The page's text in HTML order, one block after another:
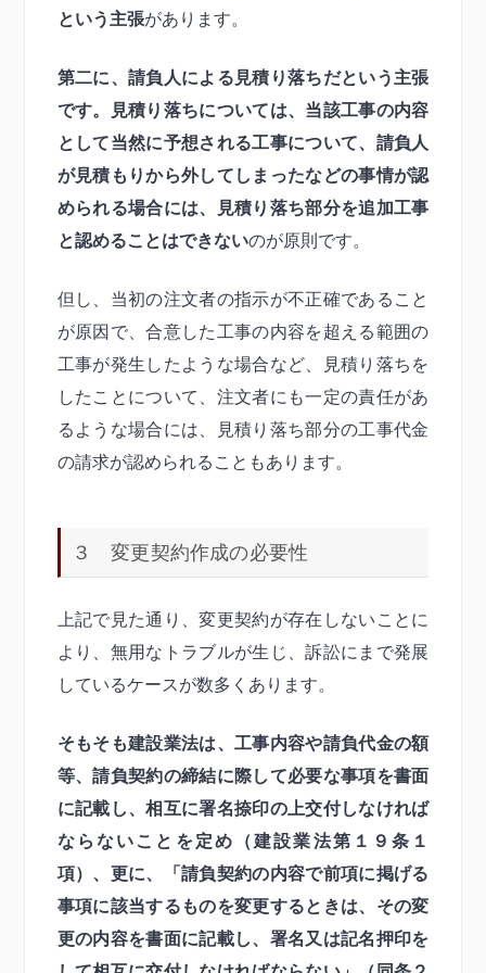
という主張があります。
第二に、請負人による見積り落ちだという主張
です。見積り落ちについては、当該工事の内容
として当然に予想される工事について、請負人
が見積もりから外してしまったなどの事情が認
められる場合には、見積り落ち部分を追加工事
と認めることはできないのが原則です。
但し、当初の注文者の指示が不正確であること
が原因で、合意した工事の内容を超える範囲の
工事が発生したような場合など、見積り落ちを
したことについて、注文者にも一定の責任があ
るような場合には、見積り落ち部分の工事代金
の請求が認められることもあります。
３ 変更契約作成の必要性
上記で見た通り、変更契約が存在しないことに
より、無用なトラブルが生じ、訴訟にまで発展
しているケースが数多くあります。
そもそも建設業法は、工事内容や請負代金の額
等、請負契約の締結に際して必要な事項を書面
に記載し、相互に署名捺印の上交付しなければ
ならないことを定め（建設業法第１９条１
項）、更に、「請負契約の内容で前項に掲げる
事項に該当するものを変更するときは、その変
更の内容を書面に記載し、署名又は記名押印を